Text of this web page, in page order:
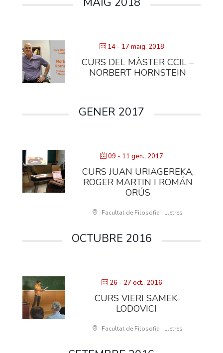
14 - 17 maig, 2018
CURS DEL MÀSTER CCIL –
NORBERT HORNSTEIN
GENER 2017
09 - 11 gen., 2017
CURS JUAN URIAGEREKA,
ROGER MARTIN I ROMÁN
ORÚS
Facultat de Filosofia i Lletres
OCTUBRE 2016
26 - 27 oct., 2016
CURS VIERI SAMEK-
LODOVICI
Facultat de Filosofia i Lletres